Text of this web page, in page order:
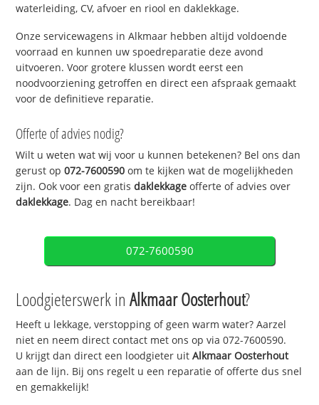
waterleiding, CV, afvoer en riool en daklekkage.
Onze servicewagens in Alkmaar hebben altijd voldoende
voorraad en kunnen uw spoedreparatie deze avond
uitvoeren. Voor grotere klussen wordt eerst een
noodvoorziening getroffen en direct een afspraak gemaakt
voor de definitieve reparatie.
Offerte of advies nodig?
Wilt u weten wat wij voor u kunnen betekenen? Bel ons dan
gerust op072-7600590 om te kijken wat de mogelijkheden
zijn. Ook voor een gratisdaklekkage offerte of advies over
daklekkage. Dag en nacht bereikbaar!
072-7600590
Loodgieterswerk inAlkmaar Oosterhout?
Heeft u lekkage, verstopping of geen warm water? Aarzel
niet en neem direct contact met ons op via 072-7600590.
U krijgt dan direct een loodgieter uitAlkmaar Oosterhout
aan de lijn. Bij ons regelt u een reparatie of offerte dus snel
en gemakkelijk!